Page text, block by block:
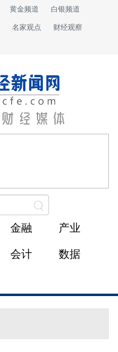
黄金频道 白银频道
名家观点 财经观察
金融 产业
会计 数据